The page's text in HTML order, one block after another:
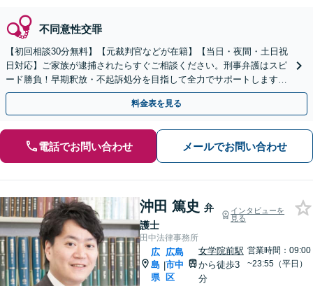
不同意性交罪
【初回相談30分無料】【元裁判官などが在籍】【当日・夜間・土日祝
日対応】ご家族が逮捕されたらすぐご相談ください。刑事弁護はスピ
ード勝負！早期釈放・不起訴処分を目指して全力でサポートします。
【スピード対応】
料金表を見る
電話でお問い合わせ メールでお問い合わせ
沖田 篤史 弁
護士
インタビューを
見る
田中法律事務所
広
島
県
|
広島
市中
区
女学院前駅
から徒歩3
分
営業時間：09:00
~23:55（平日）